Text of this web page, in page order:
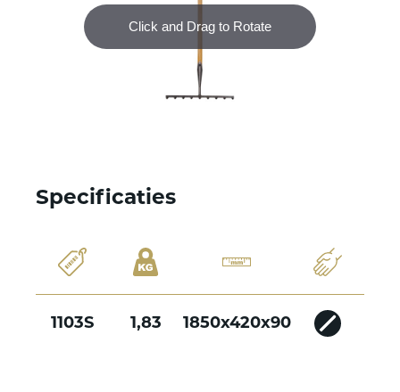
Specificaties
1103S 1,83 1850x420x90